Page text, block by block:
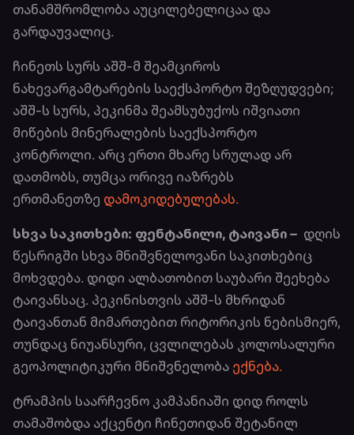
თანამშრომლობა აუცილებელიცაა და
გარდაუვალიც.
ჩინეთს სურს აშშ-მ შეამციროს
ნახევარგამტარების საექსპორტო შეზღუდვები;
აშშ-ს სურს, პეკინმა შეამსუბუქოს იშვიათი
მიწების მინერალების საექსპორტო
კონტროლი. არც ერთი მხარე სრულად არ
დათმობს, თუმცა ორივე იაზრებს
ერთმანეთზე დამოკიდებულებას.
სხვა საკითხები: ფენტანილი, ტაივანი – დღის
წესრიგში სხვა მნიშვნელოვანი საკითხებიც
მოხვდება. დიდი ალბათობით საუბარი შეეხება
ტაივანსაც. პეკინისთვის აშშ-ს მხრიდან
ტაივანთან მიმართებით რიტორიკის ნებისმიერ,
თუნდაც ნიუანსური, ცვლილებას კოლოსალური
გეოპოლიტიკური მნიშვნელობა ექნება.
ტრამპის საარჩევნო კამპანიაში დიდ როლს
თამაშობდა აქცენტი ჩინეთიდან შეტანილ